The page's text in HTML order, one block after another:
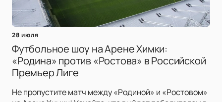
28 июля
Футбольное шоу на Арене Химки:
«Родина» против «Ростова» в Российской
Премьер Лиге
Не пропустите матч между «Родиной» и «Ростовом»